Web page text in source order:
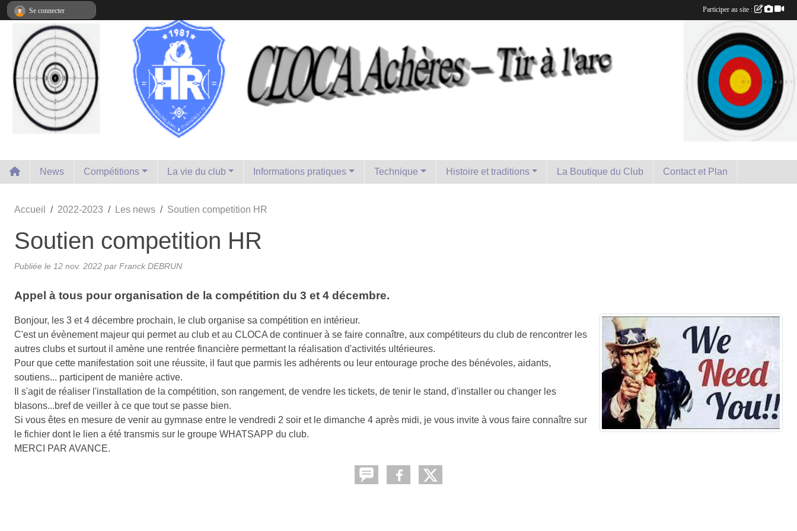
News Compétitions La vie du club Informations pratiques Technique Histoire et traditions La Boutique du Club Contact et Plan
Accueil 2022-2023 Les news Soutien competition HR
Soutien competition HR
Publiée le 12 nov. 2022 par Franck DEBRUN
Appel à tous pour organisation de la compétition du 3 et 4 décembre.
Bonjour, les 3 et 4 décembre prochain, le club organise sa compétition en intérieur.
C'est un évènement majeur qui permet au club et au CLOCA de continuer à se faire connaître, aux compétiteurs du club de rencontrer les
autres clubs et surtout il amène une rentrée financière permettant la réalisation d'activités ultérieures.
Pour que cette manifestation soit une réussite, il faut que parmis les adhérents ou leur entourage proche des bénévoles, aidants,
soutiens... participent de manière active.
Il s'agit de réaliser l'installation de la compétition, son rangement, de vendre les tickets, de tenir le stand, d'installer ou changer les
blasons...bref de veiller à ce que tout se passe bien.
Si vous êtes en mesure de venir au gymnase entre le vendredi 2 soir et le dimanche 4 après midi, je vous invite à vous faire connaître sur
le fichier dont le lien a été transmis sur le groupe WHATSAPP du club.
MERCI PAR AVANCE.
Se connecter Participer au site :
Panneau de gestion des cookies